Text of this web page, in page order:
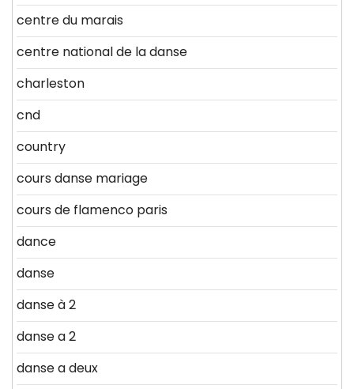
centre du marais
centre national de la danse
charleston
cnd
country
cours danse mariage
cours de flamenco paris
dance
danse
danse à 2
danse a 2
danse a deux